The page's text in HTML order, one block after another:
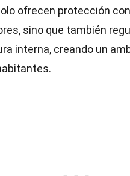
ofrecen protección
sino que también
interna, creando un